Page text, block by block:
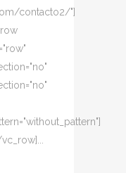
contacto2/"]